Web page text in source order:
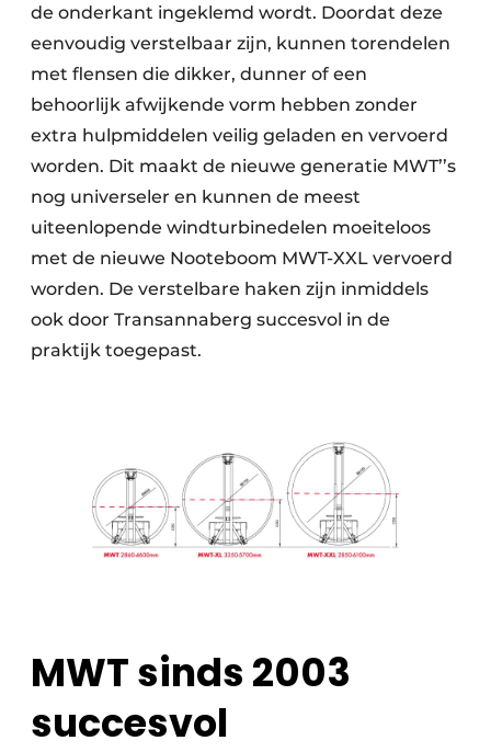
de onderkant ingeklemd wordt. Doordat deze
eenvoudig verstelbaar zijn, kunnen torendelen
met flensen die dikker, dunner of een
behoorlijk afwijkende vorm hebben zonder
extra hulpmiddelen veilig geladen en vervoerd
worden. Dit maakt de nieuwe generatie MWT’’s
nog universeler en kunnen de meest
uiteenlopende windturbinedelen moeiteloos
met de nieuwe Nooteboom MWT-XXL vervoerd
worden. De verstelbare haken zijn inmiddels
ook door Transannaberg succesvol in de
praktijk toegepast.
MWT sinds 2003
succesvol